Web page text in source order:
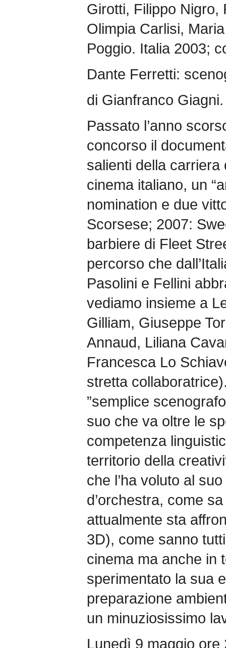
Girotti, Filippo Nigro,
Olimpia Carlisi,
Poggio. Italia 2003;
Dante Ferretti:
di Gianfranco
Passato l’anno
concorso il
salienti della
cinema italiano, un
nomination e due
Scorsese; 2007:
barbiere di Fleet
percorso che
Pasolini e Fellini
vediamo insieme a
Gilliam, Giuseppe
Annaud, Liliana
Francesca Lo
stretta
”semplice
suo che va oltre le
competenza
territorio della
che l’ha voluto al
d’orchestra, come
attualmente sta
3D), come sanno
cinema ma anche in
sperimentato la sua
preparazione
un minuziosissimo
Lunedì 9 maggio ore